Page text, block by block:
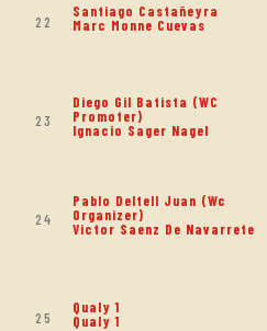
22
Santiago Castañeyra
Marc Monne Cuevas
23
Diego Gil Batista (WC
Promoter)
Ignacio Sager Nagel
24
Pablo Deltell Juan (Wc
Organizer)
Victor Saenz De Navarrete
25
Qualy 1
Qualy 1